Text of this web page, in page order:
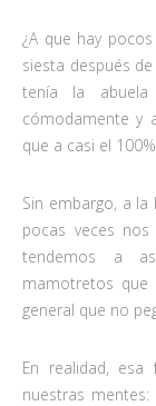
¿A que hay
siesta después
tenía la abuela
cómodamente y
que a casi el
Sin embargo, a la
pocas veces
tendemos a
mamotretos
general que no
En realidad,
nuestras